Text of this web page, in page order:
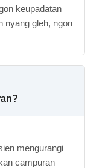
keupadatan
nyang gleh, ngon
mengurangi
campuran